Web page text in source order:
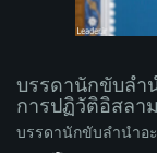
บรรดานักขับลำ
การปฏิวัติอิสลาม
บรรดานักขับลำนำอ